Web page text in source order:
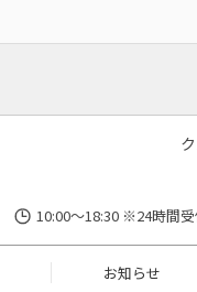
10:00～18:30 ※24時間
お知らせ